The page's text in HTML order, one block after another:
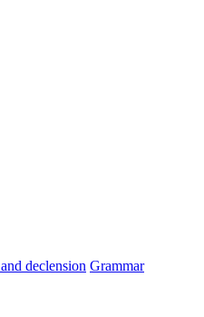
and declension Grammar